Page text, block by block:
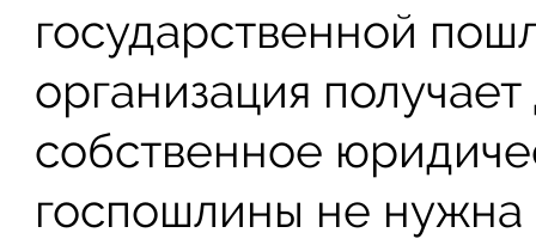
государственной
организация
собственное
госпошлины не нужна